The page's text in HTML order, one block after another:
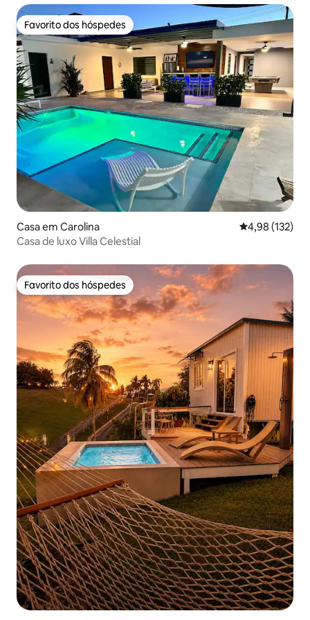
Favorito dos hóspedes
Favorito dos hóspedes
Casa em Carolina Classificação
4,98 (132)
Casa de luxo Villa Celestial
Favorito dos hóspedes
Favorito dos hóspedes